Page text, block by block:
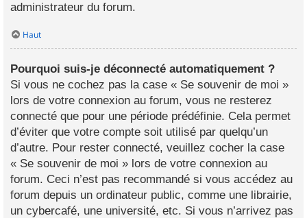
administrateur du forum.
Haut
Pourquoi suis-je déconnecté automatiquement ?
Si vous ne cochez pas la case « Se souvenir de moi »
lors de votre connexion au forum, vous ne resterez
connecté que pour une période prédéfinie. Cela permet
d’éviter que votre compte soit utilisé par quelqu’un
d’autre. Pour rester connecté, veuillez cocher la case
« Se souvenir de moi » lors de votre connexion au
forum. Ceci n’est pas recommandé si vous accédez au
forum depuis un ordinateur public, comme une librairie,
un cybercafé, une université, etc. Si vous n’arrivez pas